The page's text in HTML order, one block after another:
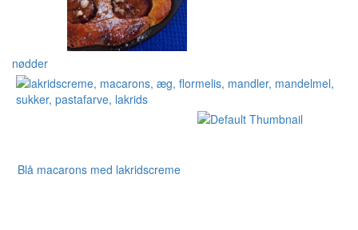
nødder
Blå macarons med lakridscreme